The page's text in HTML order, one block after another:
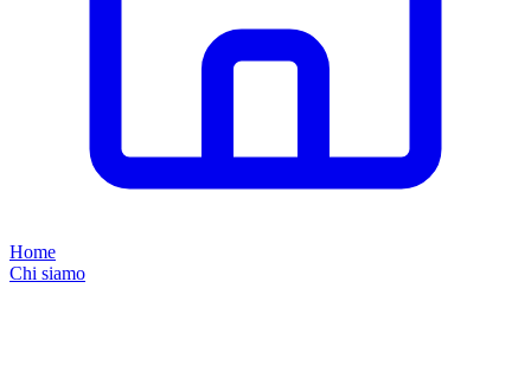
Home
Chi siamo